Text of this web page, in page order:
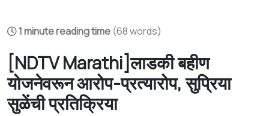
1 minute reading time (68 words)
[NDTV Marathi]लाडकी बहीण
योजनेवरून आरोप-प्रत्यारोप, सुप्रिया
सुळेंची प्रतिक्रिया